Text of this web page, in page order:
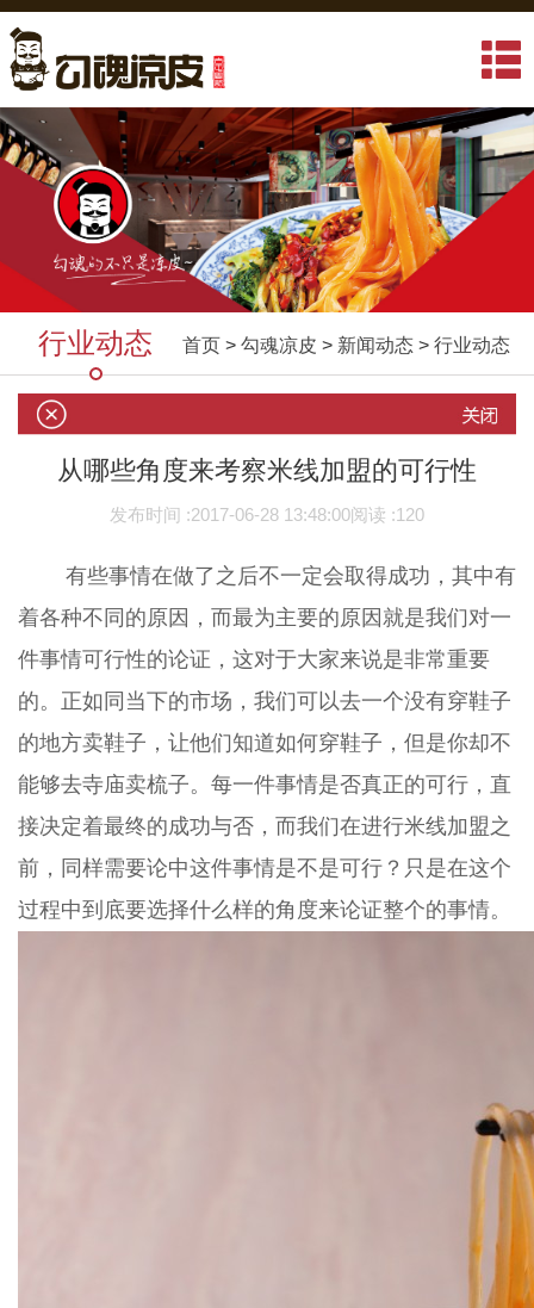
行业动态 首页 > 勾魂凉皮 > 新闻动态 > 行业动态
从哪些角度来考察米线加盟的可行性
发布时间 :2017-06-28 13:48:00阅读 :120
有些事情在做了之后不一定会取得成功，其中有
着各种不同的原因，而最为主要的原因就是我们对一
件事情可行性的论证，这对于大家来说是非常重要
的。正如同当下的市场，我们可以去一个没有穿鞋子
的地方卖鞋子，让他们知道如何穿鞋子，但是你却不
能够去寺庙卖梳子。每一件事情是否真正的可行，直
接决定着最终的成功与否，而我们在进行米线加盟之
前，同样需要论中这件事情是不是可行？只是在这个
过程中到底要选择什么样的角度来论证整个的事情。